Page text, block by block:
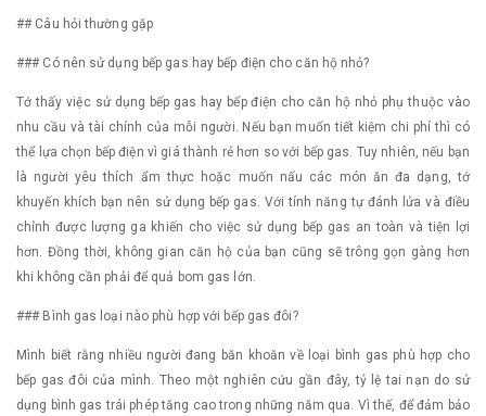
## Câu hỏi thường gặp
### Có nên sử dụng bếp gas hay bếp điện cho căn hộ nhỏ?
Tớ thấy việc sử dụng bếp gas hay bếp điện cho căn hộ nhỏ phụ thuộc vào
nhu cầu và tài chính của mỗi người. Nếu bạn muốn tiết kiệm chi phí thì có
thể lựa chọn bếp điện vì giá thành rẻ hơn so với bếp gas. Tuy nhiên, nếu bạn
là người yêu thích ẩm thực hoặc muốn nấu các món ăn đa dạng, tớ
khuyến khích bạn nên sử dụng bếp gas. Với tính năng tự đánh lửa và điều
chỉnh được lượng ga khiến cho việc sử dụng bếp gas an toàn và tiện lợi
hơn. Đồng thời, không gian căn hộ của bạn cũng sẽ trông gọn gàng hơn
khi không cần phải để quả bom gas lớn.
### Bình gas loại nào phù hợp với bếp gas đôi?
Mình biết rằng nhiều người đang băn khoăn về loại bình gas phù hợp cho
bếp gas đôi của mình. Theo một nghiên cứu gần đây, tỷ lệ tai nạn do sử
dụng bình gas trái phép tăng cao trong những năm qua. Vì thế, để đảm bảo